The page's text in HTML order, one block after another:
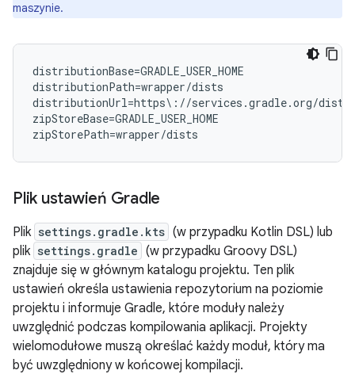
maszynie.
distributionBase=GRADLE_USER_HOME
distributionPath=wrapper/dists
distributionUrl=https\://services.gradle.org/
zipStoreBase=GRADLE_USER_HOME
Plik ustawień Gradle
Plik settings.gradle.kts (w przypadku Kotlin DSL) lub
plik settings.gradle (w przypadku Groovy DSL)
znajduje się w głównym katalogu projektu. Ten plik
ustawień określa ustawienia repozytorium na poziomie
projektu i informuje Gradle, które moduły należy
uwzględnić podczas kompilowania aplikacji. Projekty
wielomodułowe muszą określać każdy moduł, który ma
być uwzględniony w końcowej kompilacji.